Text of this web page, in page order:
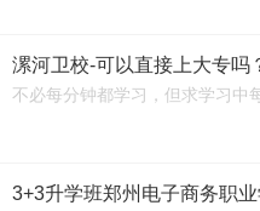
漯河卫校-可以直接上大专吗
不必每分钟都学习，但求学习中
3+3升学班郑州电子商务职